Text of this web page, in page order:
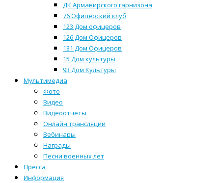
ДК Армавирского гарнизона
76 Офицерский клуб
123 Дом офицеров
126 Дом Офицеров
131 Дом Офицеров
15 Дом культуры
93 Дом Культуры
Мультимедиа
Фото
Видео
Видеоотчеты
Онлайн трансляции
Вебинары
Награды
Песни военных лет
Пресса
Информация